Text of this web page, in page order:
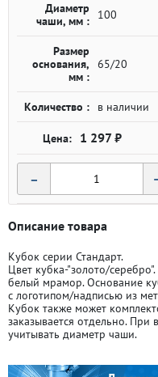
Диаметр
чаши, мм :
100
Размер
основания,
мм :
65/20
Количество : в наличии
1 297 ₽
-
Описание товара
Кубок серии Стандарт.
Цвет кубка-"золото/
белый мрамор. Основание
с логотипом/надписью из
Кубок также может
заказывается отдельно.
учитывать диаметр чаши.